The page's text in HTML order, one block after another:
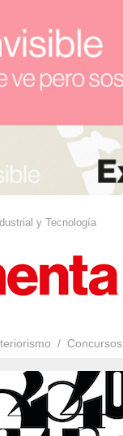
y Tecnología
Concursos